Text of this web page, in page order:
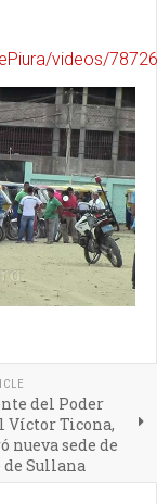
videos/
del Poder
Víctor Ticona,
nueva sede de
de Sullana